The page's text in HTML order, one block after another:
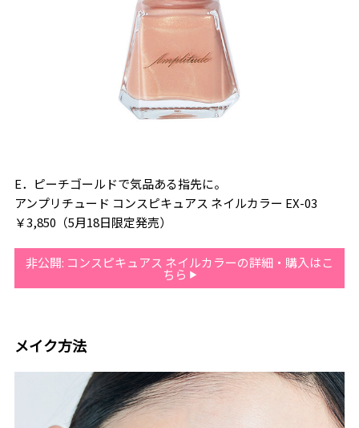
E．ピーチゴールドで気品ある指先に。
アンプリチュード コンスピキュアス ネイルカラー EX-03
￥3,850（5月18日限定発売）
非公開: コンスピキュアス ネイルカラーの詳細・購入はこ
ちら
メイク方法